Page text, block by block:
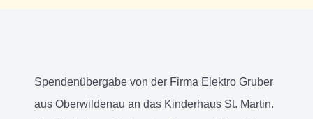
Spendenübergabe von der Firma Elektro Gruber
aus Oberwildenau an das Kinderhaus St. Martin.